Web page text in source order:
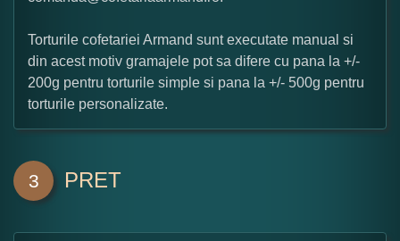
Torturile cofetariei Armand sunt executate manual si
din acest motiv gramajele pot sa difere cu pana la +/-
200g pentru torturile simple si pana la +/- 500g pentru
torturile personalizate.
3 PRET